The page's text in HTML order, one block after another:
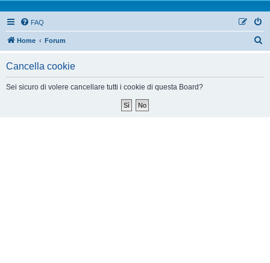
FAQ
Home Forum
Cancella cookie
Sei sicuro di volere cancellare tutti i cookie di questa Board?